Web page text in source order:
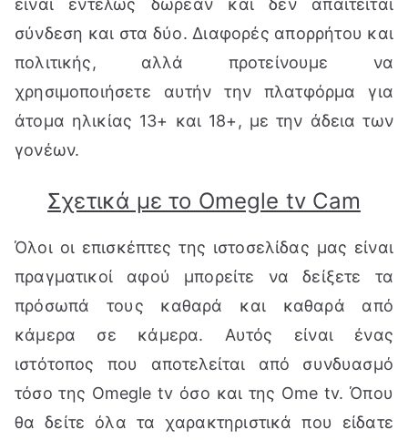
σύνδεση και στα δύο. Διαφορές απορρήτου και
πολιτικής, αλλά προτείνουμε να
χρησιμοποιήσετε αυτήν την πλατφόρμα για
άτομα ηλικίας 13+ και 18+, με την άδεια των
γονέων.
Σχετικά με το Omegle tv Cam
Όλοι οι επισκέπτες της ιστοσελίδας μας είναι
πραγματικοί αφού μπορείτε να δείξετε τα
πρόσωπά τους καθαρά και καθαρά από
κάμερα σε κάμερα. Αυτός είναι ένας
ιστότοπος που αποτελείται από συνδυασμό
τόσο της Omegle tv όσο και της Ome tv. Όπου
θα δείτε όλα τα χαρακτηριστικά που είδατε